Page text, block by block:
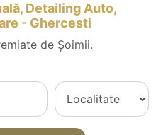
Detailing Auto,
- Ghercesti
de Șoimii.